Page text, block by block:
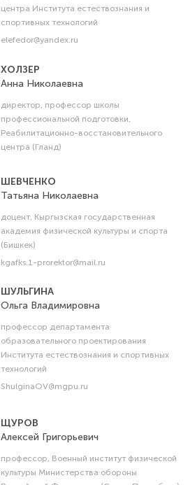
центра Института естествознания и
спортивных технологий
elefedor@yandex.ru
ХОЛЗЕР
Анна Николаевна
директор, профессор школы
профессиональной подготовки,
Реабилитационно-восстановительного
центра (Гланд)
ШЕВЧЕНКО
Татьяна Николаевна
доцент, Кыргызская государственная
академия физической культуры и спорта
(Бишкек)
kgafks.1-prorektor@mail.ru
ШУЛЬГИНА
Ольга Владимировна
профессор департамента
образовательного проектирования
Института естествознания и спортивных
технологий
ShulginaOV@mgpu.ru
ЩУРОВ
Алексей Григорьевич
профессор, Военный институт физической
культуры Министерства обороны